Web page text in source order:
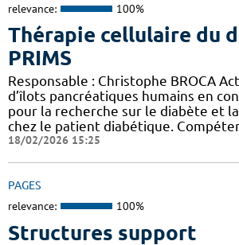
relevance: 100%
Thérapie cellulaire du
PRIMS
Responsable : Christophe BROCA
d’îlots pancréatiques humains en
pour la recherche sur le diabète et
chez le patient diabétique.
18/02/2026 15:25
PAGES
relevance: 100%
Structures support